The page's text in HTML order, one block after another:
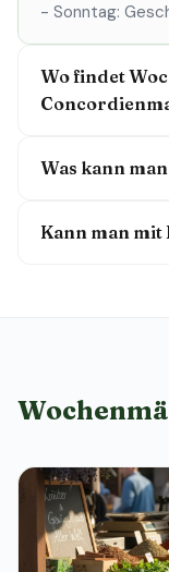
- Sonntag:
Wo findet
Was kann
Kann man mit